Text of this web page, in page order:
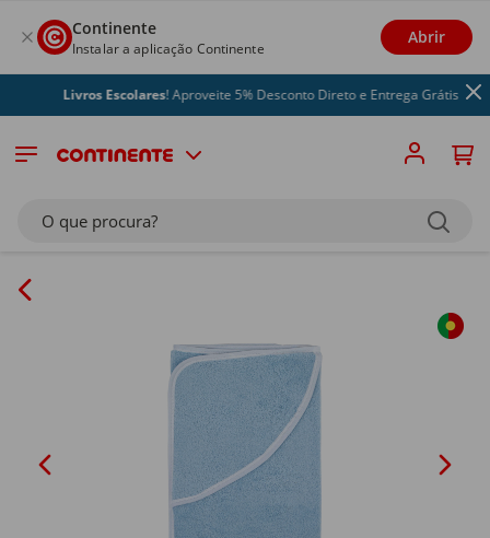
Continente
Instalar a aplicação Continente
Abrir
Livros Escolares! Aproveite 5% Desconto Direto e Entrega Grátis
O que procura?